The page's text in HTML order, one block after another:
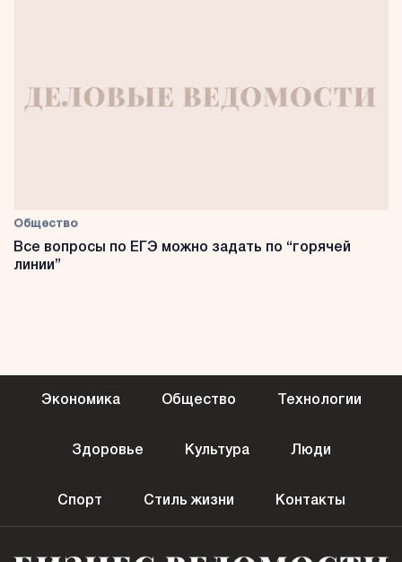
Общество
Все вопросы по ЕГЭ можно задать по “горячей
линии”
Экономика Общество Технологии
Здоровье Культура Люди
Спорт Стиль жизни Контакты